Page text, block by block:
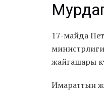
17-майда
жайгашары
Имараттын